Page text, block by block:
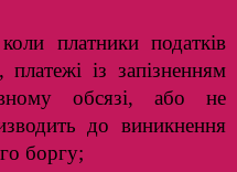
платники податків
із запізненням
обсязі, або не
до виникнення
боргу;